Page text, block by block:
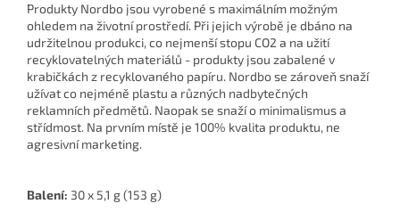
Produkty Nordbo jsou vyrobené s maximálním možným
ohledem na životní prostředí. Při jejich výrobě je dbáno na
udržitelnou produkci, co nejmenší stopu CO2 a na užití
recyklovatelných materiálů - produkty jsou zabalené v
krabičkách z recyklovaného papíru. Nordbo se zároveň snaží
užívat co nejméně plastu a různých nadbytečných
reklamních předmětů. Naopak se snaží o minimalismus a
střídmost. Na prvním místě je 100% kvalita produktu, ne
agresivní marketing.
Balení: 30 x 5,1 g (153 g)